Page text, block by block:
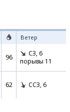
Ветер
96 СЗ, 6
порывы 11
62 ССЗ, 6